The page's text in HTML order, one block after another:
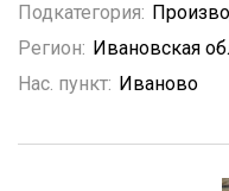
Подкатегория:
Регион: Ивановская
Нас. пункт: Иваново